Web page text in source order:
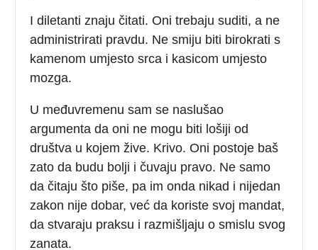
I diletanti znaju čitati. Oni trebaju suditi, a ne
administrirati pravdu. Ne smiju biti birokrati s
kamenom umjesto srca i kasicom umjesto
mozga.
U međuvremenu sam se naslušao
argumenta da oni ne mogu biti lošiji od
društva u kojem žive. Krivo. Oni postoje baš
zato da budu bolji i čuvaju pravo. Ne samo
da čitaju što piše, pa im onda nikad i nijedan
zakon nije dobar, već da koriste svoj mandat,
da stvaraju praksu i razmišljaju o smislu svog
zanata.